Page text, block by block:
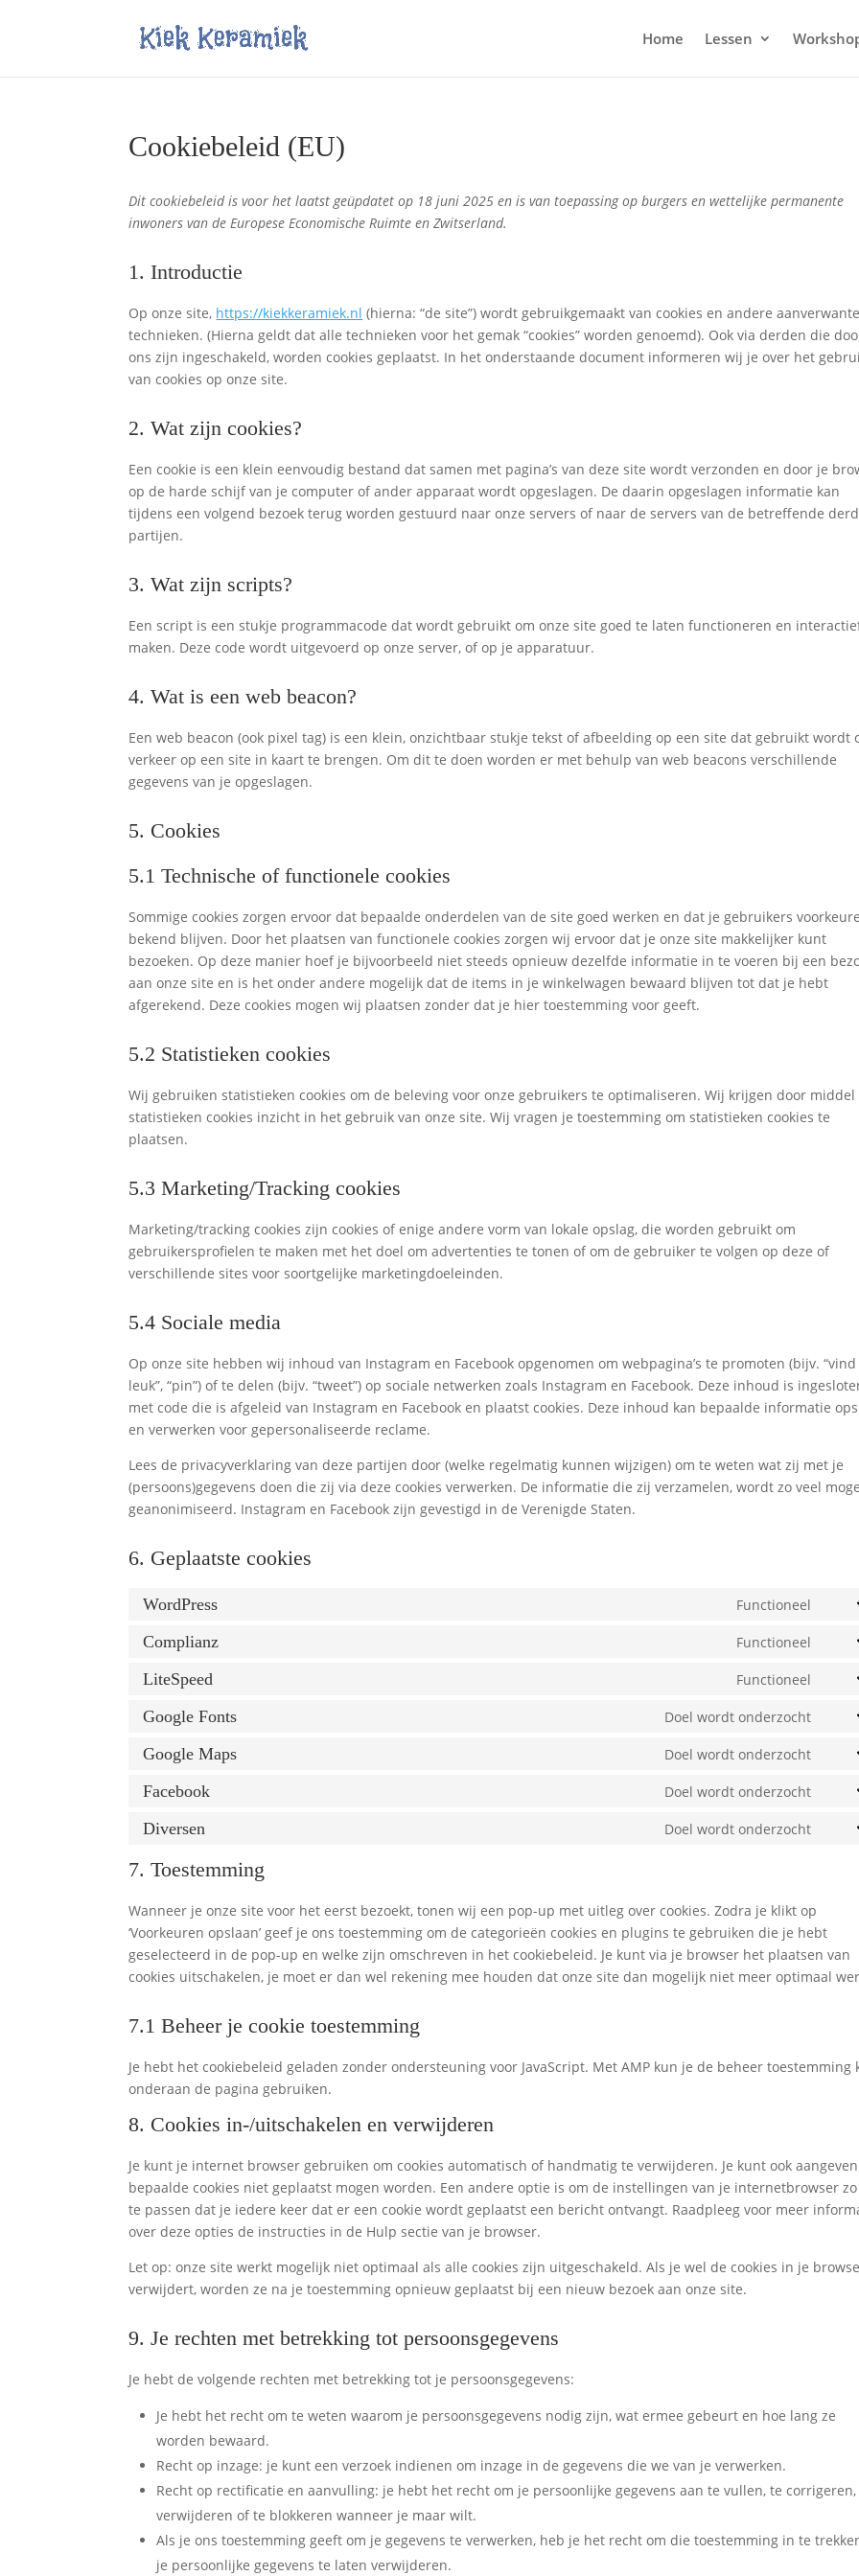
Home Lessen
Cookiebeleid (EU)
Dit cookiebeleid is voor het laatst geüpdatet op 18 juni 2025 en is van toepassing op burgers en wettelijke permanente
inwoners van de Europese Economische Ruimte en Zwitserland.
1. Introductie
Op onze site, https://kiekkeramiek.nl (hierna: “de site”) wordt gebruikgemaakt van cookies en andere aanverwante
technieken. (Hierna geldt dat alle technieken voor het gemak “cookies” worden genoemd). Ook via derden die
ons zijn ingeschakeld, worden cookies geplaatst. In het onderstaande document informeren wij je over het
van cookies op onze site.
2. Wat zijn cookies?
Een cookie is een klein eenvoudig bestand dat samen met pagina’s van deze site wordt verzonden en door je
op de harde schijf van je computer of ander apparaat wordt opgeslagen. De daarin opgeslagen informatie kan
tijdens een volgend bezoek terug worden gestuurd naar onze servers of naar de servers van de betreffende
partijen.
3. Wat zijn scripts?
Een script is een stukje programmacode dat wordt gebruikt om onze site goed te laten functioneren en
maken. Deze code wordt uitgevoerd op onze server, of op je apparatuur.
4. Wat is een web beacon?
Een web beacon (ook pixel tag) is een klein, onzichtbaar stukje tekst of afbeelding op een site dat gebruikt wordt
verkeer op een site in kaart te brengen. Om dit te doen worden er met behulp van web beacons verschillende
gegevens van je opgeslagen.
5. Cookies
5.1 Technische of functionele cookies
Sommige cookies zorgen ervoor dat bepaalde onderdelen van de site goed werken en dat je gebruikers
bekend blijven. Door het plaatsen van functionele cookies zorgen wij ervoor dat je onze site makkelijker kunt
bezoeken. Op deze manier hoef je bijvoorbeeld niet steeds opnieuw dezelfde informatie in te voeren bij een
aan onze site en is het onder andere mogelijk dat de items in je winkelwagen bewaard blijven tot dat je hebt
afgerekend. Deze cookies mogen wij plaatsen zonder dat je hier toestemming voor geeft.
5.2 Statistieken cookies
Wij gebruiken statistieken cookies om de beleving voor onze gebruikers te optimaliseren. Wij krijgen door middel
statistieken cookies inzicht in het gebruik van onze site. Wij vragen je toestemming om statistieken cookies te
plaatsen.
5.3 Marketing/Tracking cookies
Marketing/tracking cookies zijn cookies of enige andere vorm van lokale opslag, die worden gebruikt om
gebruikersprofielen te maken met het doel om advertenties te tonen of om de gebruiker te volgen op deze of
verschillende sites voor soortgelijke marketingdoeleinden.
5.4 Sociale media
Op onze site hebben wij inhoud van Instagram en Facebook opgenomen om webpagina’s te promoten (bijv.
leuk”, “pin”) of te delen (bijv. “tweet”) op sociale netwerken zoals Instagram en Facebook. Deze inhoud is
met code die is afgeleid van Instagram en Facebook en plaatst cookies. Deze inhoud kan bepaalde informatie
en verwerken voor gepersonaliseerde reclame.
Lees de privacyverklaring van deze partijen door (welke regelmatig kunnen wijzigen) om te weten wat zij met je
(persoons)gegevens doen die zij via deze cookies verwerken. De informatie die zij verzamelen, wordt zo veel
geanonimiseerd. Instagram en Facebook zijn gevestigd in de Verenigde Staten.
6. Geplaatste cookies
WordPress Functioneel
Complianz Functioneel
LiteSpeed Functioneel
Google Fonts Doel wordt onderzocht
Google Maps Doel wordt onderzocht
Facebook Doel wordt onderzocht
Diversen Doel wordt onderzocht
7. Toestemming
Wanneer je onze site voor het eerst bezoekt, tonen wij een pop-up met uitleg over cookies. Zodra je klikt op
‘Voorkeuren opslaan’ geef je ons toestemming om de categorieën cookies en plugins te gebruiken die je hebt
geselecteerd in de pop-up en welke zijn omschreven in het cookiebeleid. Je kunt via je browser het plaatsen van
cookies uitschakelen, je moet er dan wel rekening mee houden dat onze site dan mogelijk niet meer optimaal
7.1 Beheer je cookie toestemming
Je hebt het cookiebeleid geladen zonder ondersteuning voor JavaScript. Met AMP kun je de beheer toestemming
onderaan de pagina gebruiken.
8. Cookies in-/uitschakelen en verwijderen
Je kunt je internet browser gebruiken om cookies automatisch of handmatig te verwijderen. Je kunt ook
bepaalde cookies niet geplaatst mogen worden. Een andere optie is om de instellingen van je internetbrowser zo
te passen dat je iedere keer dat er een cookie wordt geplaatst een bericht ontvangt. Raadpleeg voor meer
over deze opties de instructies in de Hulp sectie van je browser.
Let op: onze site werkt mogelijk niet optimaal als alle cookies zijn uitgeschakeld. Als je wel de cookies in je
verwijdert, worden ze na je toestemming opnieuw geplaatst bij een nieuw bezoek aan onze site.
9. Je rechten met betrekking tot persoonsgegevens
Je hebt de volgende rechten met betrekking tot je persoonsgegevens:
Je hebt het recht om te weten waarom je persoonsgegevens nodig zijn, wat ermee gebeurt en hoe lang ze
worden bewaard.
Recht op inzage: je kunt een verzoek indienen om inzage in de gegevens die we van je verwerken.
Recht op rectificatie en aanvulling: je hebt het recht om je persoonlijke gegevens aan te vullen, te corrigeren,
verwijderen of te blokkeren wanneer je maar wilt.
Als je ons toestemming geeft om je gegevens te verwerken, heb je het recht om die toestemming in te
je persoonlijke gegevens te laten verwijderen.